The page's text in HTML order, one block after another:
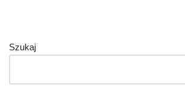
Szukaj